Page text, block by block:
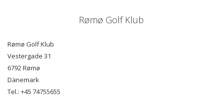
Rømø Golf Klub
Rømø Golf Klub
Vestergade 31
6792 Rømø
Dänemark
Tel.: +45 74755655